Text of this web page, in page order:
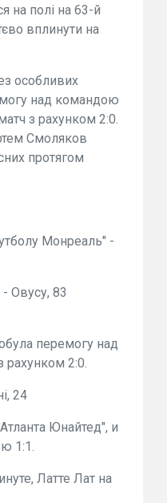
на полі на 63-й
вплинути на
особливих
над командою
з рахунком 2:0.
Смоляков
протягом
Монреаль" -
Овусу, 83
перемогу над
2:0.
24
Юнайтед", и
1:1.
Латте Лат на